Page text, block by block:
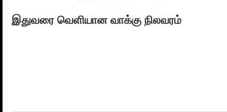
இதுவரை வெளியான வாக்கு நிலவரம்